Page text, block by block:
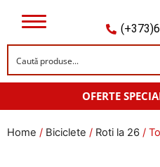
OFERTE
Home / Biciclete / Roti la 26 /